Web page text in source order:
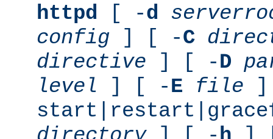
httpd [ -d
config ] [ -C
directive ] [ -D
level ] [ -E file